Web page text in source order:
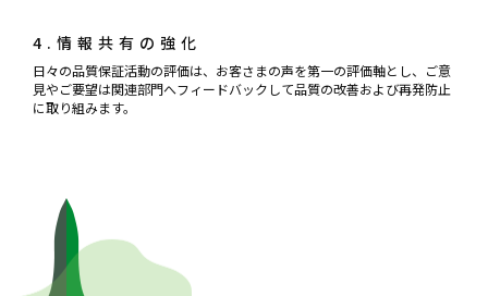
4.情報共有の強化
日々の品質保証活動の評価は、お客さまの声を第一の評価軸とし、ご意
見やご要望は関連部門へフィードバックして品質の改善および再発防止
に取り組みます。